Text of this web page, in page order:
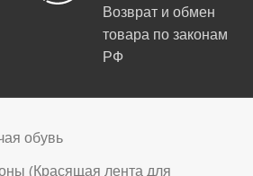
Возврат и обмен
товара по законам
РФ
обувь